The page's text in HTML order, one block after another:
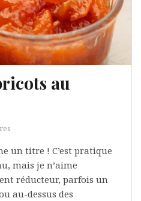
au
un titre ! C’est pratique
mais je n’aime
réducteur, parfois un
au-dessus des